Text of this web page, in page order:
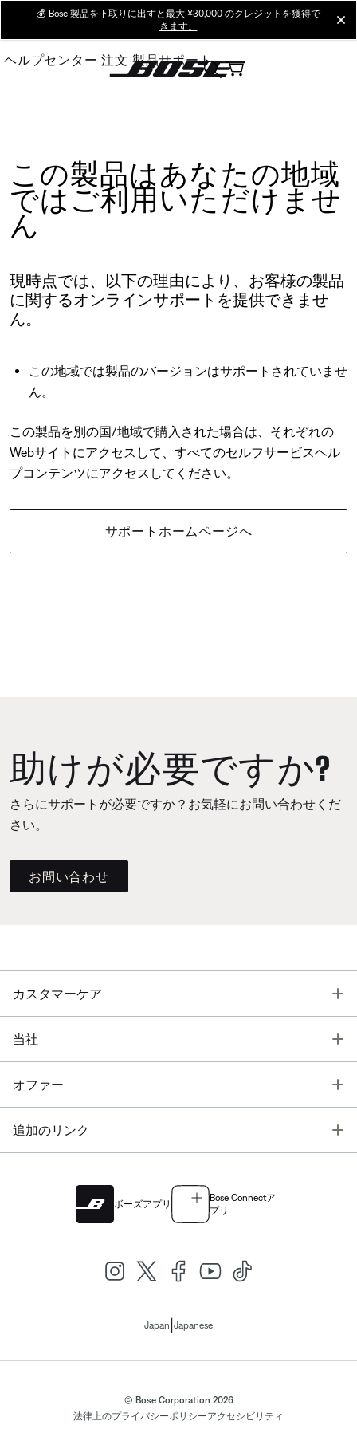
Main
💰 Bose 製品を下取りに出すと最大 ¥30,000 のクレジットを獲得で
きます。
ヘルプセンター 注文 製品サポート
この製品はあなたの地域
ではご利用いただけませ
ん
現時点では、以下の理由により、お客様の製品
に関するオンラインサポートを提供できませ
ん。
この地域では製品のバージョンはサポートされていませ
ん。
この製品を別の国/地域で購入された場合は、それぞれの
Webサイトにアクセスして、すべてのセルフサービスヘル
プコンテンツにアクセスしてください。
サポートホームページへ
助けが必要ですか?
さらにサポートが必要ですか？お気軽にお問い合わせくだ
さい。
お問い合わせ
カスタマーケア
当社
オファー
追加のリンク
ボーズアプリ
Bose Connectア
プリ
Japan Japanese
© Bose Corporation 2026
法律上のプライバシーポリシーアクセシビリティ